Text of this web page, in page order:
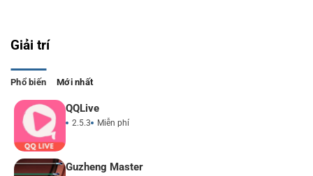
Giải trí
Phổ biến Mới nhất
QQLive
2.5.3 Miễn phí
Guzheng Master